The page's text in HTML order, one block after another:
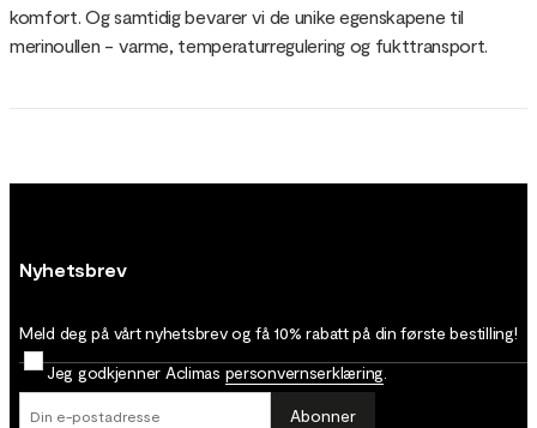
komfort. Og samtidig bevarer vi de unike egenskapene til
merinoullen - varme, temperaturregulering og fukttransport.
Nyhetsbrev
Meld deg på vårt nyhetsbrev og få 10% rabatt på din første bestilling!
Jeg godkjenner Aclimas personvernserklæring
Abonner